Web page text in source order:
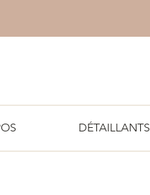
DÉTAILLANTS